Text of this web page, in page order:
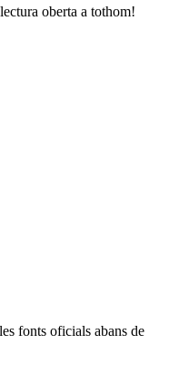
oberta a tothom!
fonts oficials abans de